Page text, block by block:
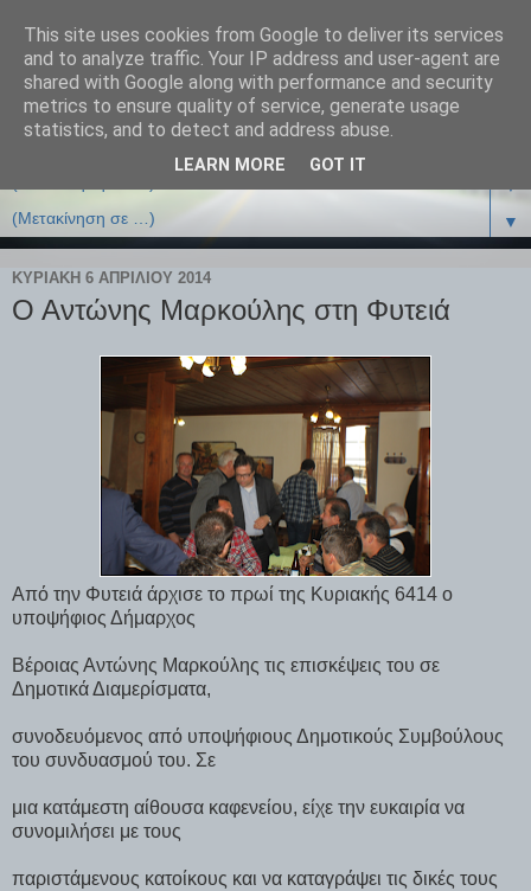
▼
▼
ΚΥΡΙΑΚΉ 6 ΑΠΡΙΛΊΟΥ 2014
Ο Αντώνης Μαρκούλης στη Φυτειά
Από την Φυτειά άρχισε το πρωί της Κυριακής 6­4­14 ο
υποψήφιος Δήμαρχος
Βέροιας Αντώνης Μαρκούλης τις επισκέψεις του σε
Δημοτικά Διαμερίσματα,
συνοδευόμενος από υποψήφιους Δημοτικούς Συμβούλους
του συνδυασμού του. Σε
μια κατάμεστη αίθουσα καφενείου, είχε την ευκαιρία να
συνομιλήσει με τους
παριστάμενους κατοίκους και να καταγράψει τις δικές τους
This site uses cookies from Google to deliver its services
and to analyze traffic. Your IP address and user-agent are
shared with Google along with performance and security
metrics to ensure quality of service, generate usage
statistics, and to detect and address abuse.
LEARN MORE GOT IT